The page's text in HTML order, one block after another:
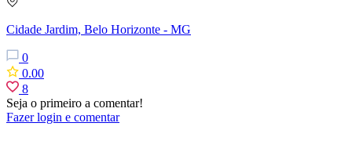
Cidade Jardim, Belo Horizonte - MG
0
0.00
8
Seja o primeiro a comentar!
Fazer login e comentar